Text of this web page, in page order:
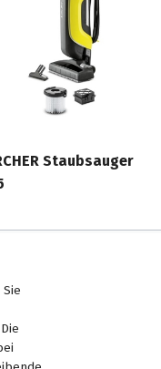
Staubsauger